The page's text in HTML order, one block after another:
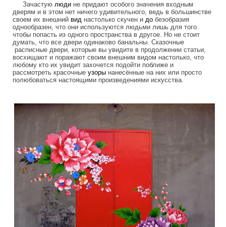
Зачастую люди не придают особого значения входным
дверям и в этом нет ничего удивительного, ведь в большинстве
своем их внешний вид настолько скучен и до безобразия
однообразен, что они используются людьми лишь для того
чтобы попасть из одного пространства в другое. Но не стоит
думать, что все двери одинаково банальны. Сказочные
расписные двери, которые вы увидите в продолжении статьи,
восхищают и поражают своим внешним видом настолько, что
любому кто их увидит захочется подойти поближе и
рассмотреть красочные узоры нанесённые на них или просто
полюбоваться настоящими произведениями искусства.
fairy_doors_from_around_the_world.jpg